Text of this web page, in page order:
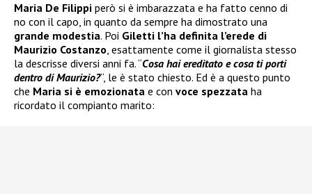
Maria De Filippi però si è imbarazzata e ha fatto cenno di
no con il capo, in quanto da sempre ha dimostrato una
grande modestia. Poi Giletti l’ha definita l’erede di
Maurizio Costanzo, esattamente come il giornalista stesso
la descrisse diversi anni fa. “Cosa hai ereditato e cosa ti porti
dentro di Maurizio?“, le è stato chiesto. Ed è a questo punto
che Maria si è emozionata e con voce spezzata ha
ricordato il compianto marito: